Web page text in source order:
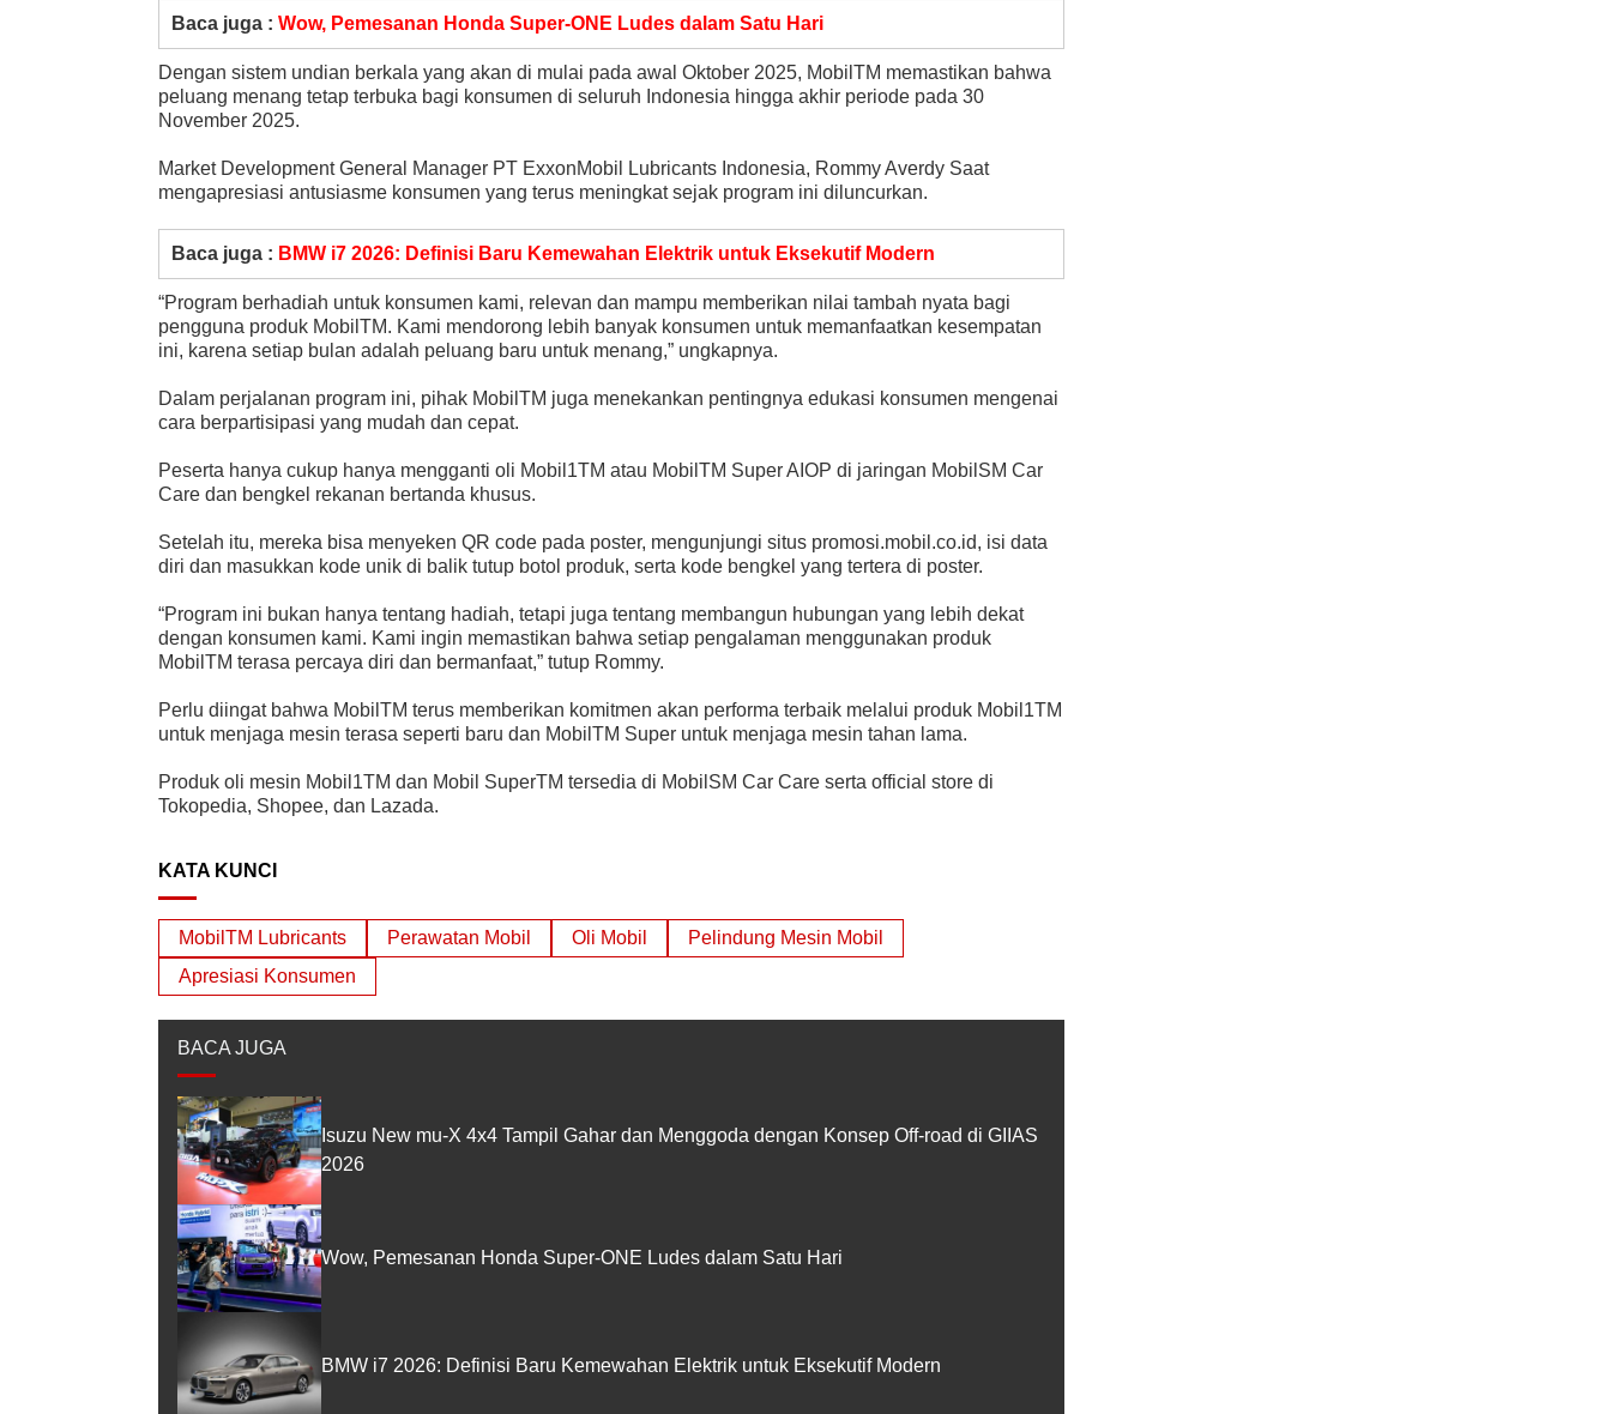
Baca juga : Wow, Pemesanan Honda Super-ONE Ludes dalam Satu Hari
Dengan sistem undian berkala yang akan di mulai pada awal Oktober 2025, MobilTM memastikan bahwa
peluang menang tetap terbuka bagi konsumen di seluruh Indonesia hingga akhir periode pada 30
November 2025.
Market Development General Manager PT ExxonMobil Lubricants Indonesia, Rommy Averdy Saat
mengapresiasi antusiasme konsumen yang terus meningkat sejak program ini diluncurkan.
Baca juga : BMW i7 2026: Definisi Baru Kemewahan Elektrik untuk Eksekutif Modern
“Program berhadiah untuk konsumen kami, relevan dan mampu memberikan nilai tambah nyata bagi
pengguna produk MobilTM. Kami mendorong lebih banyak konsumen untuk memanfaatkan kesempatan
ini, karena setiap bulan adalah peluang baru untuk menang,” ungkapnya.
Dalam perjalanan program ini, pihak MobilTM juga menekankan pentingnya edukasi konsumen mengenai
cara berpartisipasi yang mudah dan cepat.
Peserta hanya cukup hanya mengganti oli Mobil1TM atau MobilTM Super AIOP di jaringan MobilSM Car
Care dan bengkel rekanan bertanda khusus.
Setelah itu, mereka bisa menyeken QR code pada poster, mengunjungi situs promosi.mobil.co.id, isi data
diri dan masukkan kode unik di balik tutup botol produk, serta kode bengkel yang tertera di poster.
“Program ini bukan hanya tentang hadiah, tetapi juga tentang membangun hubungan yang lebih dekat
dengan konsumen kami. Kami ingin memastikan bahwa setiap pengalaman menggunakan produk
MobilTM terasa percaya diri dan bermanfaat,” tutup Rommy.
Perlu diingat bahwa MobilTM terus memberikan komitmen akan performa terbaik melalui produk Mobil1TM
untuk menjaga mesin terasa seperti baru dan MobilTM Super untuk menjaga mesin tahan lama.
Produk oli mesin Mobil1TM dan Mobil SuperTM tersedia di MobilSM Car Care serta official store di
Tokopedia, Shopee, dan Lazada.
KATA KUNCI
MobilTM Lubricants Perawatan Mobil Oli Mobil
Pelindung Mesin Mobil
Apresiasi Konsumen
BACA JUGA
Isuzu New mu-X 4x4 Tampil Gahar dan Menggoda dengan Konsep Off-road di GIIAS
2026
Wow, Pemesanan Honda Super-ONE Ludes dalam Satu Hari
BMW i7 2026: Definisi Baru Kemewahan Elektrik untuk Eksekutif Modern